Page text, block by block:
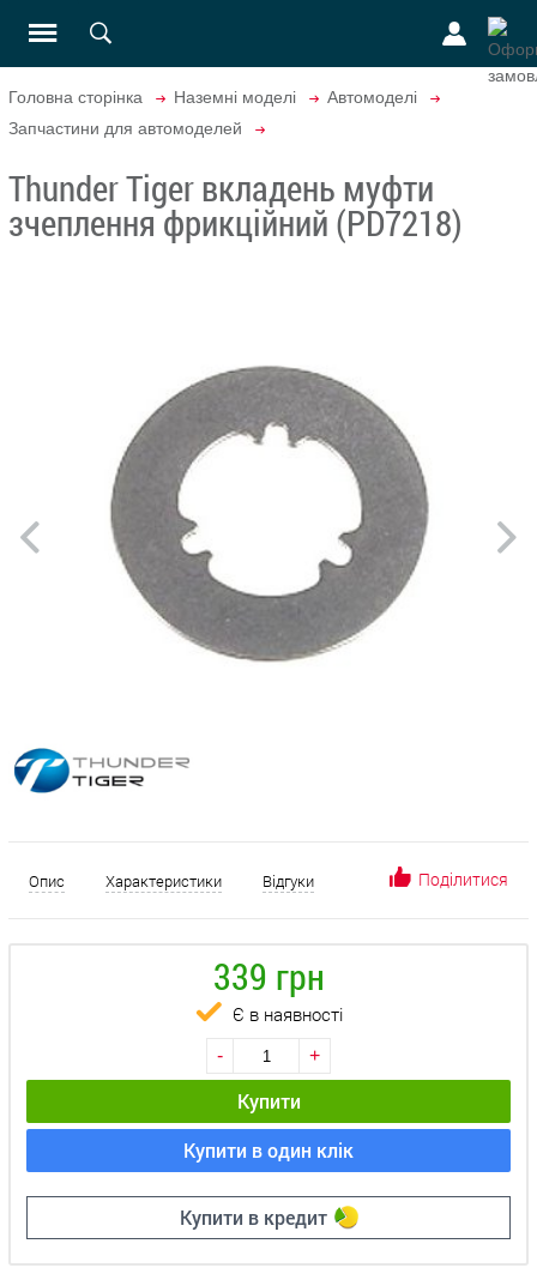
Головна сторінка Наземні моделі
Автомоделі
Запчастини для автомоделей
Thunder Tiger вкладень муфти
зчеплення фрикційний (PD7218)
Опис Характеристики Відгуки Поділитися
339 грн
Є в наявності
- +
Купити
Купити в один клік
Купити в кредит